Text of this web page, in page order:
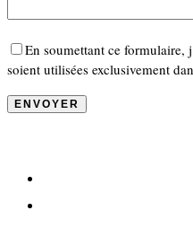
En soumettant ce formulaire,
soient utilisées exclusivement